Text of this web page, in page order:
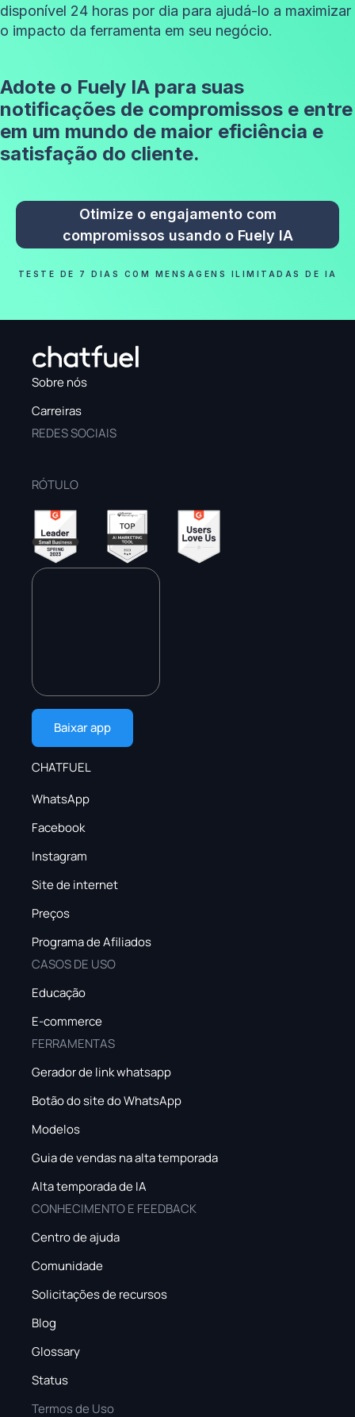
disponível 24 horas por dia para ajudá-lo a maximizar
o impacto da ferramenta em seu negócio.
Adote o Fuely IA para suas
notificações de compromissos e entre
em um mundo de maior eficiência e
satisfação do cliente.
Otimize o engajamento com
compromissos usando o Fuely IA
TESTE DE 7 DIAS COM MENSAGENS ILIMITADAS DE IA
Sobre nós
Carreiras
REDES SOCIAIS
RÓTULO
Baixar app
CHATFUEL
WhatsApp
Facebook
Instagram
Site de internet
Preços
Programa de Afiliados
CASOS DE USO
Educação
E-commerce
FERRAMENTAS
Gerador de link whatsapp
Botão do site do WhatsApp
Modelos
Guia de vendas na alta temporada
Alta temporada de IA
CONHECIMENTO E FEEDBACK
Centro de ajuda
Comunidade
Solicitações de recursos
Blog
Glossary
Status
Termos de Uso